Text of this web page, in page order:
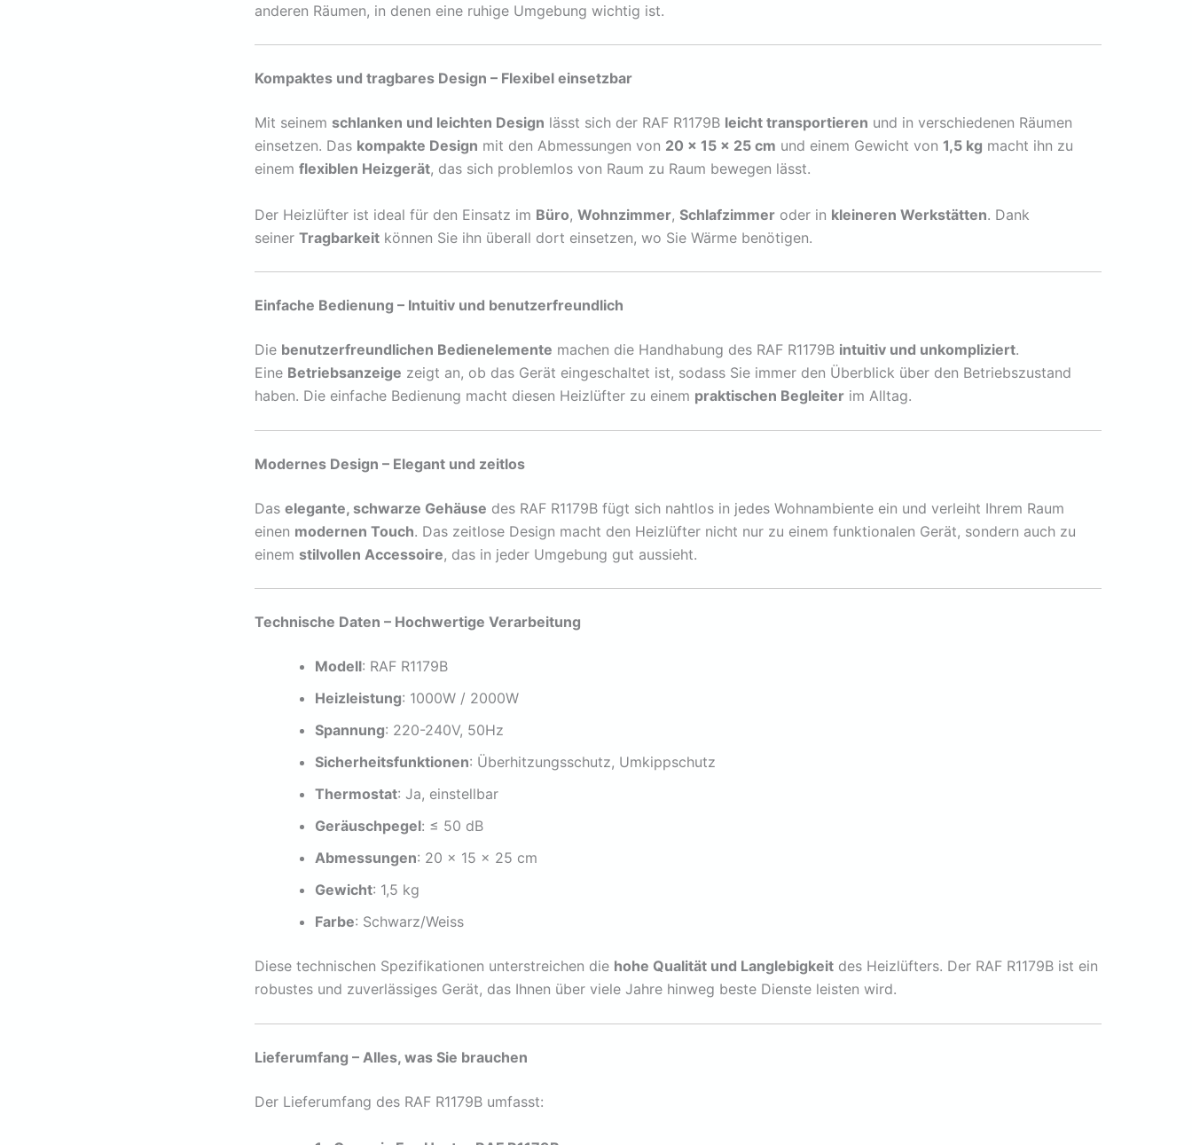
anderen Räumen, in denen eine ruhige Umgebung wichtig ist.
Kompaktes und tragbares Design – Flexibel einsetzbar
Mit seinem schlanken und leichten Design lässt sich der RAF R1179B leicht transportieren und in verschiedenen Räumen
einsetzen. Das kompakte Design mit den Abmessungen von 20 x 15 x 25 cm und einem Gewicht von1,5 kg macht ihn zu
einemflexiblen Heizgerät, das sich problemlos von Raum zu Raum bewegen lässt.
Der Heizlüfter ist ideal für den Einsatz im Büro,Wohnzimmer,Schlafzimmer oder in kleineren Werkstätten. Dank
seinerTragbarkeit können Sie ihn überall dort einsetzen, wo Sie Wärme benötigen.
Einfache Bedienung – Intuitiv und benutzerfreundlich
Die benutzerfreundlichen Bedienelemente machen die Handhabung des RAF R1179B intuitiv und unkompliziert.
Eine Betriebsanzeige zeigt an, ob das Gerät eingeschaltet ist, sodass Sie immer den Überblick über den Betriebszustand
haben. Die einfache Bedienung macht diesen Heizlüfter zu einem praktischen Begleiter im Alltag.
Modernes Design – Elegant und zeitlos
Daselegante, schwarze Gehäuse des RAF R1179B fügt sich nahtlos in jedes Wohnambiente ein und verleiht Ihrem Raum
einen modernen Touch. Das zeitlose Design macht den Heizlüfter nicht nur zu einem funktionalen Gerät, sondern auch zu
einem stilvollen Accessoire, das in jeder Umgebung gut aussieht.
Technische Daten – Hochwertige Verarbeitung
Modell: RAF R1179B
Heizleistung: 1000W / 2000W
Spannung: 220-240V, 50Hz
Sicherheitsfunktionen: Überhitzungsschutz, Umkippschutz
Thermostat: Ja, einstellbar
Geräuschpegel: ≤ 50 dB
Abmessungen: 20 x 15 x 25 cm
Gewicht: 1,5 kg
Farbe: Schwarz/Weiss
Diese technischen Spezifikationen unterstreichen die hohe Qualität und Langlebigkeit des Heizlüfters. Der RAF R1179B ist ein
robustes und zuverlässiges Gerät, das Ihnen über viele Jahre hinweg beste Dienste leisten wird.
Lieferumfang – Alles, was Sie brauchen
Der Lieferumfang des RAF R1179B umfasst: